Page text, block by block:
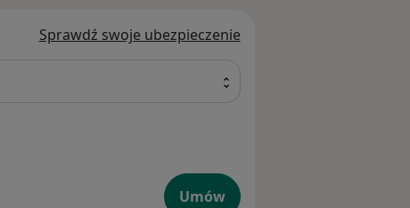
Sprawdź swoje ubezpieczenie
Umów